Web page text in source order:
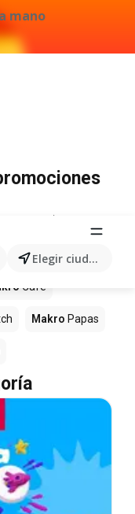
mano
Elegir ciudad
este
Makro
Café
Makro Papas